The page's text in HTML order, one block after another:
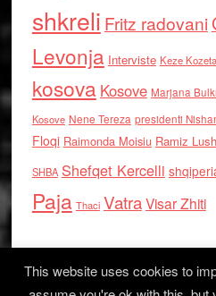
shkreli Fritz radovani
Levonja Interviste Keze
kosova Kosove Marjana
Kosove Nene Tereza presidenti
Floqi Raimonda Moisiu Ramiz
SHBA Shefqet Kercelli
Paja Thaci VatraVisar Zhiti
This website uses cookies to